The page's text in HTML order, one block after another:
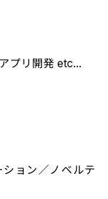
プリ開発 etc…
ョン／ノベルテ